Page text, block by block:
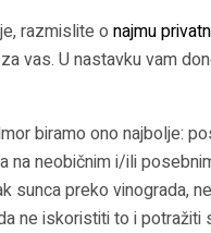
razmislite o najmu
vas. U nastavku vam
biramo ono najbolje:
neobičnim i/ili
sunca preko vinograda,
ne iskoristiti to i potražiti